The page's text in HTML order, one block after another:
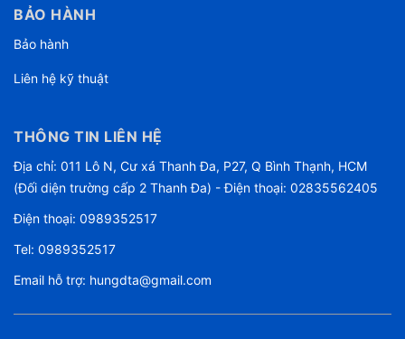
BẢO HÀNH
Bảo hành
Liên hệ kỹ thuật
THÔNG TIN LIÊN HỆ
Địa chỉ: 011 Lô N, Cư xá Thanh Đa, P27, Q Bình Thạnh, HCM
(Đối diện trường cấp 2 Thanh Đa) - Điện thoại: 02835562405
Điện thoại: 0989352517
Tel: 0989352517
Email hỗ trợ: hungdta@gmail.com